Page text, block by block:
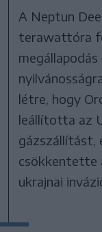
A Neptun
terawattóra
létre, hogy
leállította az
gázszállítást,
csökkentette
ukrajnai